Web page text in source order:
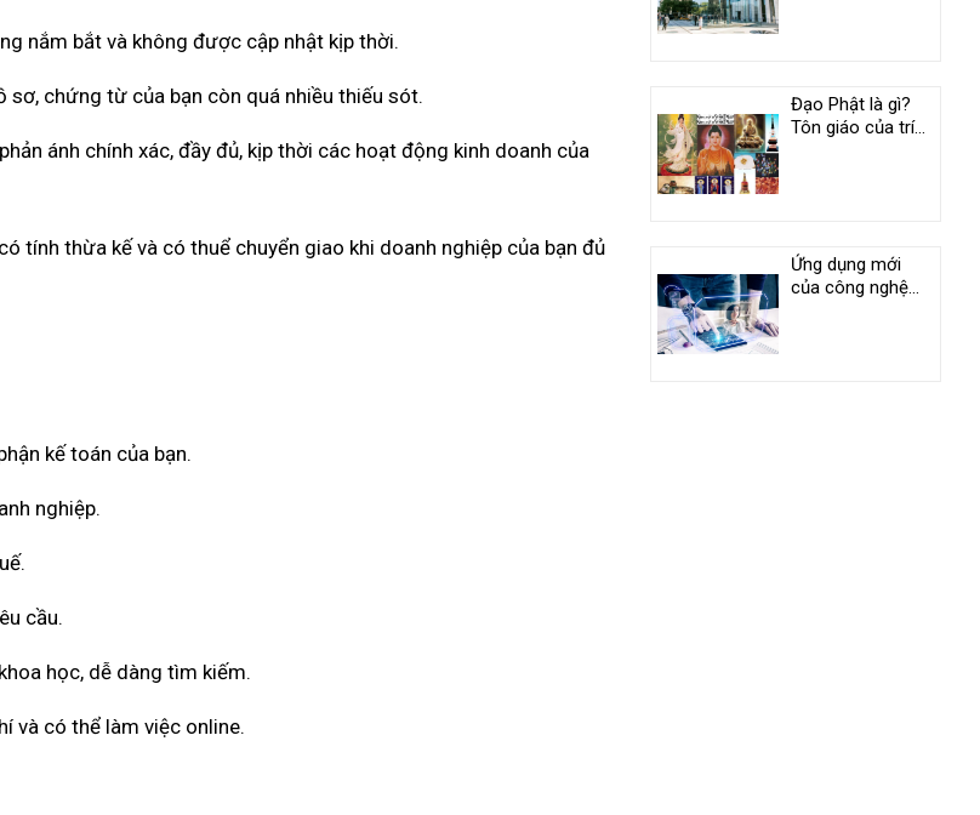
nắm bắt và không được cập nhật kịp thời.
sơ, chứng từ của bạn còn quá nhiều thiếu sót.
ánh chính xác, đầy đủ, kịp thời các hoạt động kinh doanh của
tính thừa kế và có thuể chuyển giao khi doanh nghiệp của bạn đủ
kế toán của bạn.
nghiệp.
cầu.
học, dễ dàng tìm kiếm.
và có thể làm việc online.
Đạo Phật là gì?
Tôn giáo của trí
Ứng dụng mới
của công nghệ